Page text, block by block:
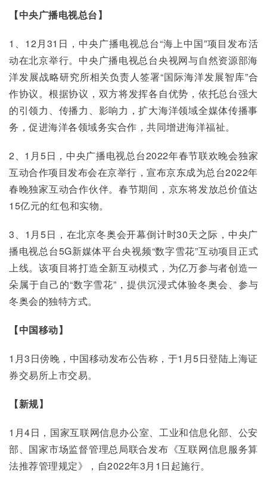
【中央广播电视总台】
1、12月31日，中央广播电视总台“海上中国”项目发布活
动在北京举行。中央广播电视总台央视网与自然资源部海
洋发展战略研究所相关负责人签署“国际海洋发展智库”合
作协议。根据协议，双方将发挥各自优势，依托总台强大
的引领力、传播力、影响力，扩大海洋领域全媒体传播事
务，促进海洋各领域务实合作，共同增进海洋福祉。
2、1月5日，中央广播电视总台2022年春节联欢晚会独家
互动合作项目发布会在京举行，宣布京东成为总台2022年
春晚独家互动合作伙伴。春节期间，京东将发放总价值达
15亿元的红包和实物。
3、1月5日，在北京冬奥会开幕倒计时30天之际，中央广
播电视总台5G新媒体平台央视频“数字雪花”互动项目正式
上线。该项目将打造全新互动模式，为亿万参与者创造一
朵属于自己的“数字雪花”，提供沉浸式体验冬奥会、参与
冬奥会的独特方式。
【中国移动】
1月3日傍晚，中国移动发布公告称，于1月5日登陆上海证
券交易所上市交易。
【新规】
1月4日，国家互联网信息办公室、工业和信息化部、公安
部、国家市场监督管理总局联合发布《互联网信息服务算
法推荐管理规定》，自2022年3月1日起施行。